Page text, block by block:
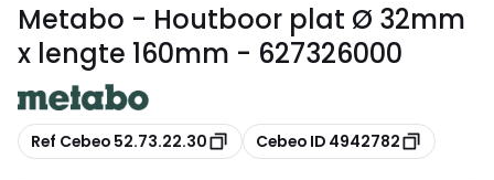
Metabo - Houtboor plat Ø 32mm
x lengte 160mm - 627326000
Kopiëren
Ref Cebeo 52.73.22.30 Kopiëren
Cebeo ID 4942782